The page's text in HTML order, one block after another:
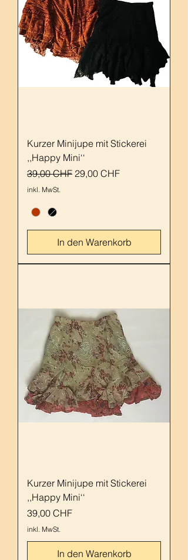
Kurzer Minijupe mit Stickerei
,,Happy Mini‘‘
Standardpreis
39,00 CHF Sale-Preis
29,00 CHF
inkl. MwSt.
In den Warenkorb
Kurzer Minijupe mit Stickerei
,,Happy Mini‘‘
Preis
39,00 CHF
inkl. MwSt.
In den Warenkorb